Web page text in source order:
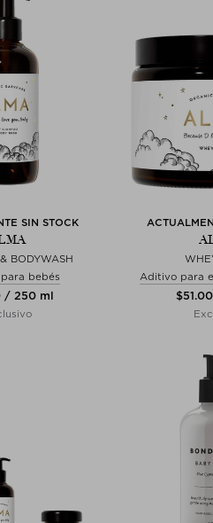
SIN STOCK
BODYWASH
bebés
/ 250 ml
Aditivo para